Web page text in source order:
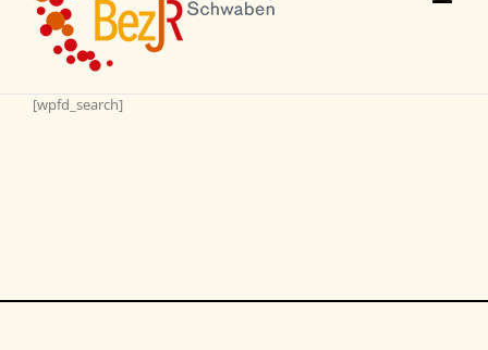
[wpfd_search]